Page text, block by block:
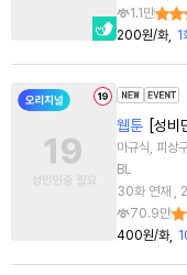
1.1만
200원/화
1
웹툰 [성비
마규식, 피상
BL
30화 연재 ,
70.9만
400원/화